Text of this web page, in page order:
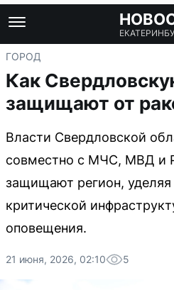
ГОРОД
Как
защищают от
Власти Свердловской
совместно с МЧС, МВД и
защищают регион,
критической
оповещения.
21 июня, 2026, 02:10 5